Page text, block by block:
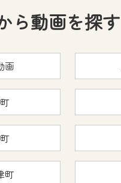
ら動画を探す
画
町